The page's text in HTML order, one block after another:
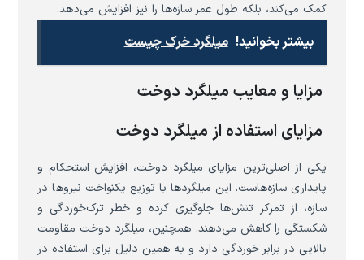
کمک می‌کند، بلکه طول عمر سازه‌ها را نیز افزایش می‌دهد.
بیشتر بخوانید! میلگرد خرک چیست
مزایا و معایب میلگرد دوخت
مزایای استفاده از میلگرد دوخت
یکی از اصلی‌ترین مزایای میلگرد دوخت، افزایش استحکام و
پایداری سازه‌هاست. این میلگردها با توزیع یکنواخت نیروها در
سازه، از تمرکز تنش‌ها جلوگیری کرده و خطر ترک‌خوردگی و
شکستگی را کاهش می‌دهند. همچنین، میلگرد دوخت مقاومت
بالایی در برابر خوردگی دارد و به همین دلیل برای استفاده در